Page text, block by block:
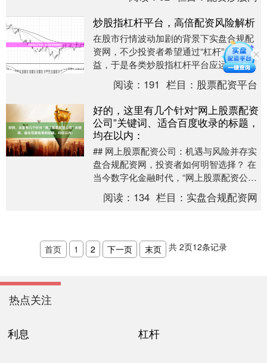
其**安全低门槛、....
炒股指杠杆平台，高倍配资风险解析
在股市行情波动加剧的背景下实盘合规配
资网，不少投资者希望通过“杠杆”放大收
益，于是各类炒股指杠杆平台应运而生。
这些平台打着“高倍配资”“快速盈利”的旗
号，吸引了....
阅读： 191 栏目： 股票配资平台
好的，这里有几个针对“网上股票配资
公司”关键词、适合百度收录的标题，
均在以内：
## 网上股票配资公司：机遇与风险并存实
盘合规配资网，投资者如何明智选择？ 在
当今数字化金融时代，“网上股票配资公司”
已成为许多投资者扩大交易规模的热门选
择。随....
阅读： 134 栏目： 实盘合规配资网
首页 1 2 下一页 末页 共 2页12条记录
热点关注
利息 杠杆